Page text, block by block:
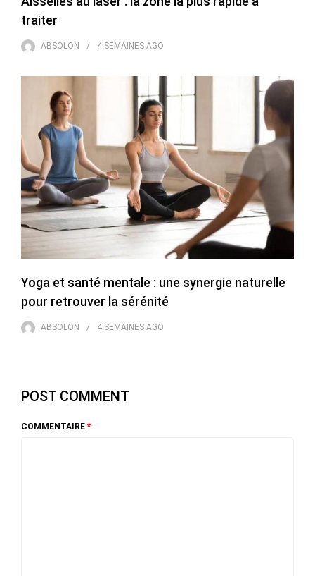
traiter
ABSOLON 4 SEMAINES AGO
Yoga et santé mentale : une synergie naturelle
pour retrouver la sérénité
ABSOLON 4 SEMAINES AGO
POST COMMENT
COMMENTAIRE *